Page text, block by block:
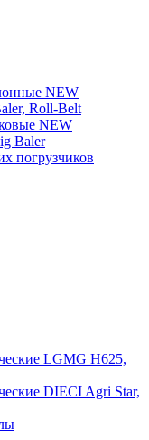
NEW
Roll-Belt
NEW
Baler
погрузчиков
LGMG H625,
DIECI Agri Star,